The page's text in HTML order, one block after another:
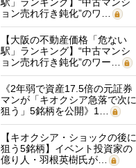
ョン売れ行き鈍化”のワ…
【大阪の不動産価格「危ない
駅」ランキング】“中古マンシ
ョン売れ行き鈍化”のワー…
《2年弱で資産17.5倍の元証券
マンが「キオクシア急落で次に
狙う」5銘柄を公開》1…
【キオクシア・ショックの後に
狙う5銘柄】イベント投資家の
億り人・羽根英樹氏が…